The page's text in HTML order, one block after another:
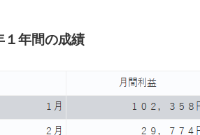
１年間の成績